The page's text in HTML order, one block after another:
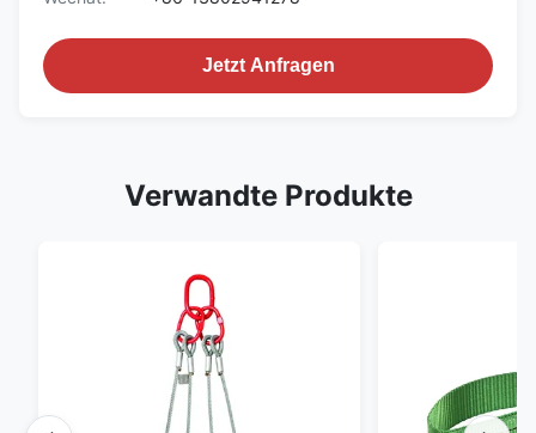
Jetzt Anfragen
Verwandte Produkte